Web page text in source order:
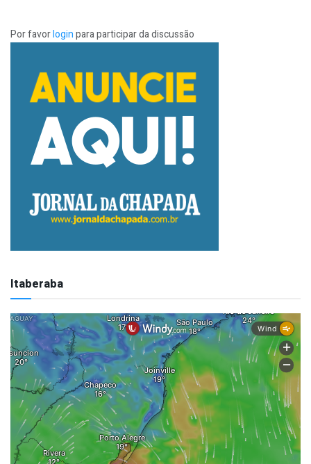
Por favorloginpara participar da discussão
Itaberaba